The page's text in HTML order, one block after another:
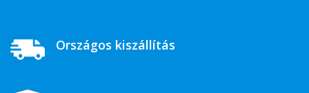
Országos kiszállítás